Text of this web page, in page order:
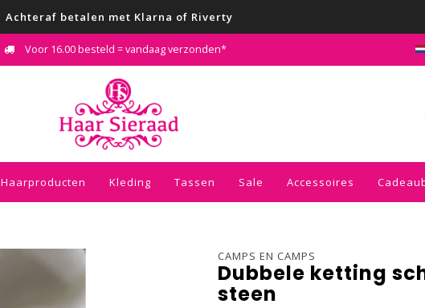
Achteraf betalen met Klarna of Riverty
Voor 16.00 besteld = vandaag verzonden* Kies voor
Haarproducten Kleding Tassen Sale Accessoires
CAMPS EN CAMPS
Dubbele ketting
steen